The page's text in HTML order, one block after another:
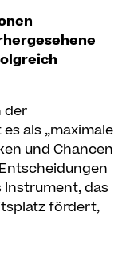
der
als „maximale
und Chancen
Instrument, das
fördert,